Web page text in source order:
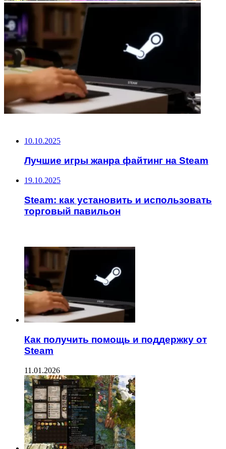
10.10.2025
Лучшие игры жанра файтинг на Steam
19.10.2025
Steam: как установить и использовать
торговый павильон
Как получить помощь и поддержку от
Steam
11.01.2026